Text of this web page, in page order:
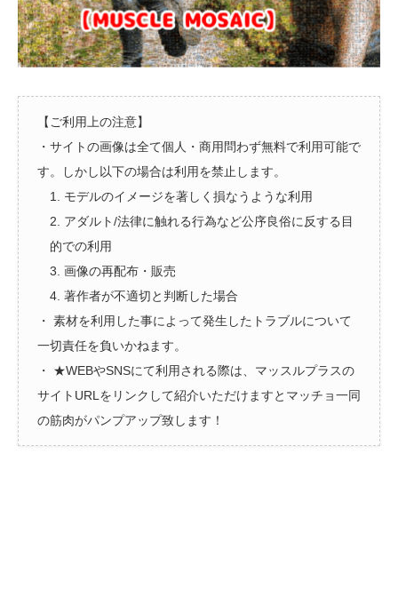
【ご利用上の注意】
・サイトの画像は全て個人・商用問わず無料で利用可能で
す。しかし以下の場合は利用を禁止します。
1. モデルのイメージを著しく損なうような利用
2. アダルト/法律に触れる行為など公序良俗に反する目
的での利用
3. 画像の再配布・販売
4. 著作者が不適切と判断した場合
・ 素材を利用した事によって発生したトラブルについて
一切責任を負いかねます。
・ ★WEBやSNSにて利用される際は、マッスルプラスの
サイトURLをリンクして紹介いただけますとマッチョ一同
の筋肉がパンプアップ致します！